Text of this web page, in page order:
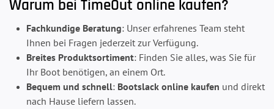
Warum bei TimeOut online kaufen?
Fachkundige Beratung: Unser erfahrenes Team steht
Ihnen bei Fragen jederzeit zur Verfügung.
Breites Produktsortiment: Finden Sie alles, was Sie für
Ihr Boot benötigen, an einem Ort.
Bequem und schnell: Bootslack online kaufen und direkt
nach Hause liefern lassen.